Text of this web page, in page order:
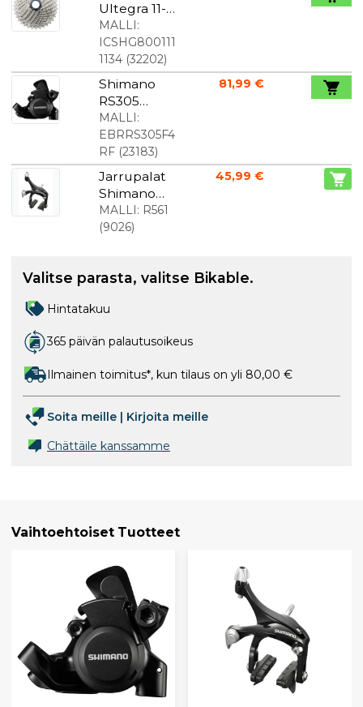
Ultegra 11-
speed 11-
34T -
rataspakka
MALLI:
ICSHG800111
1134(32202)
Shimano
RS305
Racing
levyjarru
mekaanine
n edessä
MALLI:
EBRRS305F4
RF(23183)
81,99 €
Jarrupalat
Shimano
BR-R561
MALLI: R561
(9026)
45,99 €
Valitse parasta, valitse Bikable.
Hintatakuu
365 päivän palautusoikeus
Ilmainen toimitus*, kun tilaus on yli 80,00 €
Soita meille | Kirjoita meille
Chättäile kanssamme
Vaihtoehtoiset Tuotteet